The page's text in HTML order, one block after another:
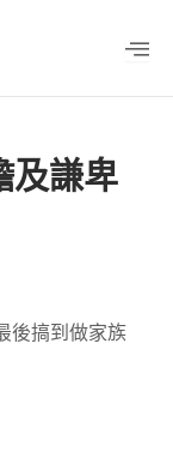
及謙卑
後搞到做家族